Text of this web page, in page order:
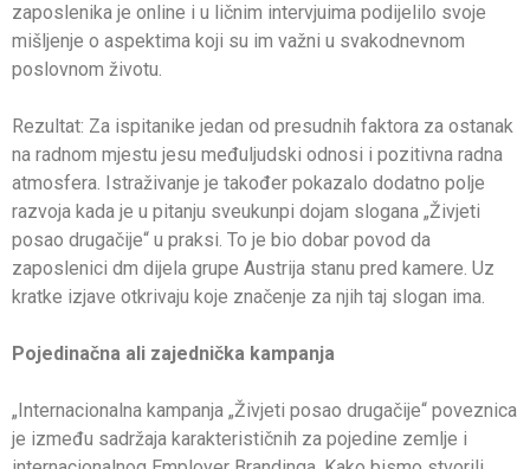
zaposlenika je online i u ličnim intervjuima podijelilo svoje
mišljenje o aspektima koji su im važni u svakodnevnom
poslovnom životu.
Rezultat: Za ispitanike jedan od presudnih faktora za ostanak
na radnom mjestu jesu međuljudski odnosi i pozitivna radna
atmosfera. Istraživanje je također pokazalo dodatno polje
razvoja kada je u pitanju sveukunpi dojam slogana „Živjeti
posao drugačije“ u praksi. To je bio dobar povod da
zaposlenici dm dijela grupe Austrija stanu pred kamere. Uz
kratke izjave otkrivaju koje značenje za njih taj slogan ima.
Pojedinačna ali zajednička kampanja
„Internacionalna kampanja „Živjeti posao drugačije“ poveznica
je između sadržaja karakterističnih za pojedine zemlje i